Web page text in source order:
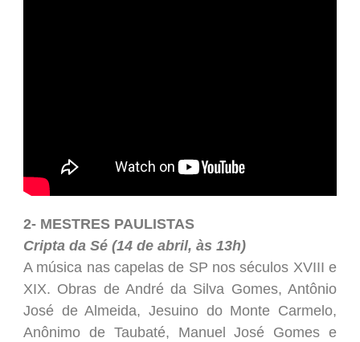
2- MESTRES PAULISTAS
Cripta da Sé (14 de abril, às 13h)
A música nas capelas de SP nos séculos XVIII e
XIX. Obras de André da Silva Gomes, Antônio
José de Almeida, Jesuino do Monte Carmelo,
Anônimo de Taubaté, Manuel José Gomes e